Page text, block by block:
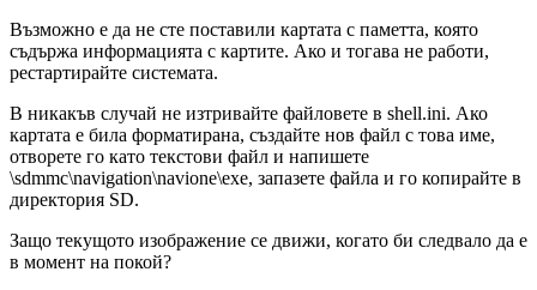
Възможно е да не сте поставили картата с паметта, която
съдържа информацията с картите. Ако и тогава не работи,
рестартирайте системата.
В никакъв случай не изтривайте файловете в shell.ini. Ако
картата е била форматирана, създайте нов файл с това име,
отворете го като текстови файл и напишете
\sdmmc\navigation\navione\exe, запазете файла и го копирайте в
директория SD.
Защо текущото изображение се движи, когато би следвало да е
в момент на покой?